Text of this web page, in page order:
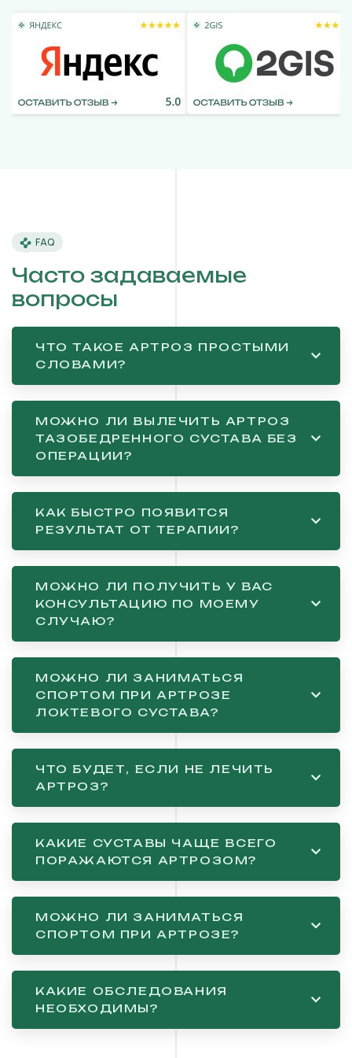
FAQ
Часто задаваемые
вопросы
ЧТО ТАКОЕ АРТРОЗ ПРОСТЫМИ
СЛОВАМИ?
МОЖНО ЛИ ВЫЛЕЧИТЬ АРТРОЗ
ТАЗОБЕДРЕННОГО СУСТАВА БЕЗ
ОПЕРАЦИИ?
КАК БЫСТРО ПОЯВИТСЯ
РЕЗУЛЬТАТ ОТ ТЕРАПИИ?
МОЖНО ЛИ ПОЛУЧИТЬ У ВАС
КОНСУЛЬТАЦИЮ ПО МОЕМУ
СЛУЧАЮ?
МОЖНО ЛИ ЗАНИМАТЬСЯ
СПОРТОМ ПРИ АРТРОЗЕ
ЛОКТЕВОГО СУСТАВА?
ЧТО БУДЕТ, ЕСЛИ НЕ ЛЕЧИТЬ
АРТРОЗ?
КАКИЕ СУСТАВЫ ЧАЩЕ ВСЕГО
ПОРАЖАЮТСЯ АРТРОЗОМ?
МОЖНО ЛИ ЗАНИМАТЬСЯ
СПОРТОМ ПРИ АРТРОЗЕ?
КАКИЕ ОБСЛЕДОВАНИЯ
НЕОБХОДИМЫ?